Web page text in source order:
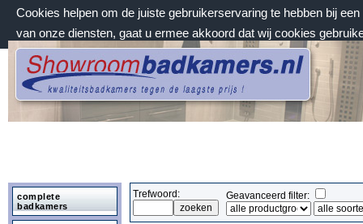
Cookies helpen om de juiste gebruikerservaring te hebben bij
van onze diensten, gaat u ermee akkoord dat wij cookies
donderdag 6 augustus 2026, 06:43 uur
Welkom bij Showroombadkamers.nl
complete
badkamers
Trefwoord: Geavanceerd filter: